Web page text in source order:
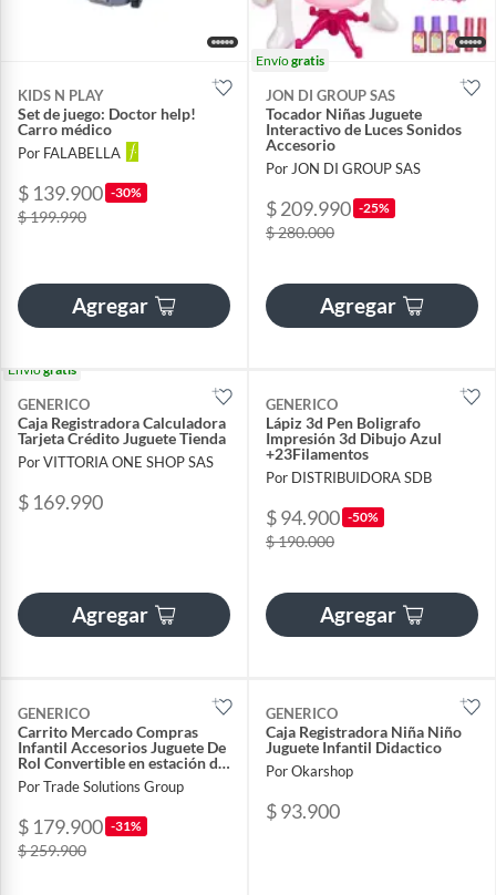
KIDS N PLAY
Set de juego: Doctor help!
Carro médico
Por FALABELLA
$ 139.900 -30%
$ 199.990
Agregar
Envíogratis
JON DI GROUP SAS
Tocador Niñas Juguete
Interactivo de Luces Sonidos
Accesorio
Por JON DI GROUP SAS
$ 209.990 -25%
$ 280.000
Agregar
Envíogratis
GENERICO
Caja Registradora Calculadora
Tarjeta Crédito Juguete Tienda
Por VITTORIA ONE SHOP SAS
$ 169.990
Agregar
GENERICO
Lápiz 3d Pen Boligrafo
Impresión 3d Dibujo Azul
+23Filamentos
Por DISTRIBUIDORA SDB
$ 94.900 -50%
$ 190.000
Agregar
GENERICO
Carrito Mercado Compras
Infantil Accesorios Juguete De
Rol Convertible en estación de
cocina
Por Trade Solutions Group
$ 179.900 -31%
$ 259.900
GENERICO
Caja Registradora Niña Niño
Juguete Infantil Didactico
Por Okarshop
$ 93.900